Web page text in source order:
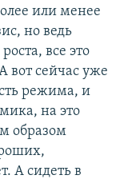
или менее
но ведь
все это
вот сейчас уже
режима, и
на это
образом
А сидеть в